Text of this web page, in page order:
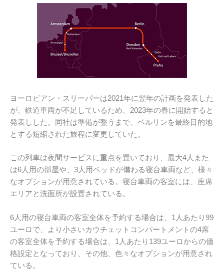
ヨーロピアン・スリーパーは2021年に翌年の計画を発表した
が、鉄道車両が不足しているため、2023年の春に開始すると
発表しした。同社は準備が整うまで、ベルリンを最終目的地
とする短縮された旅程に変更していた。
この列車は夜間サービスに重点を置いており、最大4人また
は6人用の部屋や、3人用ベッドが備わる寝台車両など、様々
なオプションが用意されている。寝台車両の客室には、座席
エリアと洗面所が設置されている。
6人用の寝台車両の客室全体を予約する場合は、1人あたり99
ユーロで、より小さいカウチェットコンパートメントの4席
の客室全体を予約する場合は、1人あたり139ユーロからの価
格設定となっており、その他、色々なオプションが用意され
ている。